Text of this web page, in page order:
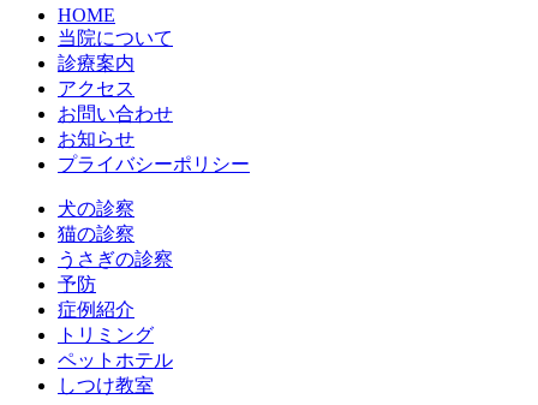
HOME
当院について
診療案内
アクセス
お問い合わせ
お知らせ
プライバシーポリシー
犬の診察
猫の診察
うさぎの診察
予防
症例紹介
トリミング
ペットホテル
しつけ教室